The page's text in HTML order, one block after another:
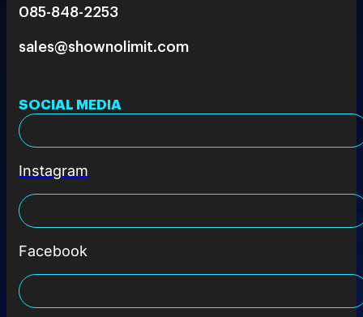
085-848-2253
sales@shownolimit.com
SOCIAL MEDIA
Instagram
Facebook